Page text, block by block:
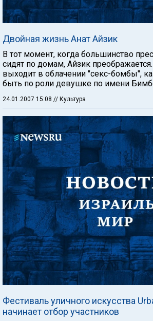
Двойная жизнь Анат Айзик
В тот момент, когда большинство
сидят по домам, Айзик
выходит в облачении "секс-бомбы",
быть по роли девушке по имени
24.01.2007 15:08 // Культура
Фестиваль уличного искусства
начинает отбор участников